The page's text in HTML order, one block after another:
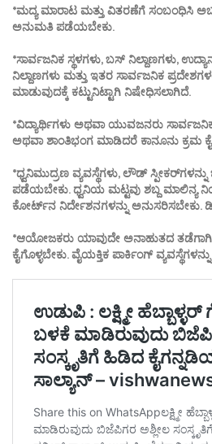
*ಮದ್ಯ ಮಾರಾಟ ಮತ್ತು ವಿತರಣೆಗೆ ಸಂಬಂಧಿಸಿ
ಅನುಮತಿ ಪಡೆಯಬೇಕು.
*ಸಾರ್ವಜನಿಕ ಸ್ಥಳಗಳು, ಬಸ್ ನಿಲ್ದಾಣಗಳು,
ನಿಲ್ದಾಣಗಳು ಮತ್ತು ಇತರ ಸಾರ್ವಜನಿಕ
ಮಾಡುವುದಕ್ಕೆ ಕಟ್ಟುನಿಟ್ಟಾಗಿ ನಿಷೇಧಿಸಲಾಗಿದೆ.
*ವಿದ್ಯಾರ್ಥಿಗಳು ಅಥವಾ ಯುವಜನರು
ಅಥವಾ ಶಾಂತಿಭಂಗ ಮಾಡಿದರೆ ಕಾನೂನು ಕ್ರಮ
*ಧ್ವನಿಮುದ್ರಣ ವ್ಯವಸ್ಥೆಗಳು, ಲೌಡ್
ಪಡೆಯಬೇಕು. ಧ್ವನಿಯ ಮಟ್ಟವು ಶಬ್ದ ಮಾಲಿನ್ಯ
ಕೋರ್ಟ್‌ನ ನಿರ್ದೇಶನಗಳನ್ನು ಅನುಸರಿಸಬೇಕು.
*ಆಯೋಜಕರು ಯಾವುದೇ ಅನಾಹುತದ ತಡೆಗಾಗಿ
ಕೈಗೊಳ್ಳಬೇಕು. ವೈಯಕ್ತಿಕ ಪಾರ್ಕಿಂಗ್